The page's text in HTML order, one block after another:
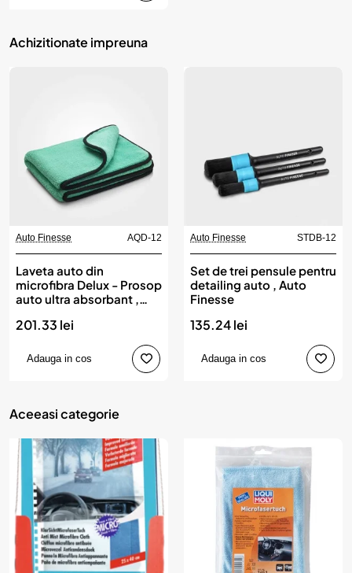
Achizitionate impreuna
Auto Finesse AQD-12
Laveta auto din
microfibra Delux - Prosop
auto ultra absorbant ,
201.33 lei
Adauga in cos
Auto Finesse STDB-12
Set de trei pensule pentru
detailing auto , Auto
Finesse
135.24 lei
Adauga in cos
Aceeasi categorie